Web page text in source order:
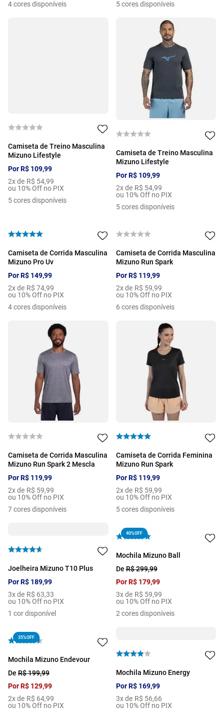
4cores disponíveis 5 cores disponíveis
Camiseta de Treino Masculina
Mizuno Lifestyle
PorR$ 109,99
2x de R$ 54,99
ou 10% Off no PIX
5cores disponíveis
Camiseta de Treino Masculina
Mizuno Lifestyle
PorR$ 109,99
2x de R$ 54,99
ou 10% Off no PIX
5 cores disponíveis
Camiseta de Corrida Masculina
Mizuno Pro Uv
PorR$ 149,99
2x de R$ 74,99
ou 10% Off no PIX
4cores disponíveis
Camiseta de Corrida Masculina
Mizuno Run Spark
PorR$ 119,99
2x de R$ 59,99
ou 10% Off no PIX
6 cores disponíveis
Camiseta de Corrida Masculina
Mizuno Run Spark 2 Mescla
PorR$ 119,99
2x de R$ 59,99
ou 10% Off no PIX
7cores disponíveis
Camiseta de Corrida Feminina
Mizuno Run Spark
PorR$ 119,99
2x de R$ 59,99
ou 10% Off no PIX
5 cores disponíveis
Joelheira Mizuno T10 Plus
PorR$ 189,99
3x de R$ 63,33
ou 10% Off no PIX
1 cor disponível
40%OFF
Mochila Mizuno Ball
DeR$299,99
PorR$ 179,99
3x de R$ 59,99
ou 10% Off no PIX
2 cores disponíveis
35%OFF
Mochila Mizuno Endevour
De R$199,99
PorR$ 129,99
2x de R$ 64,99
ou 10% Off no PIX
Mochila Mizuno Energy
PorR$ 169,99
3x de R$ 56,66
ou 10% Off no PIX